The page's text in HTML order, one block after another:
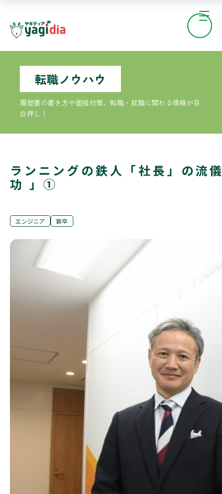
転職ノウハウ
履歴書の書き方や面接対策、転職・就職に関わる情報が目
白押し！
ランニングの鉄人「社長」の流
功 」①
エンジニア 新卒